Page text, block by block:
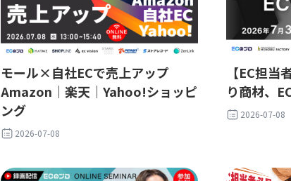
モール×自社ECで売上アップ
Amazon｜楽天｜Yahoo!ショッピ
ング
2026-07-08
【EC担
り商材、
2026-07-08